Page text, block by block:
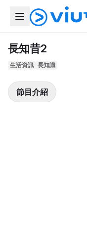
長知昔2
生活資訊 長知識
節目介紹